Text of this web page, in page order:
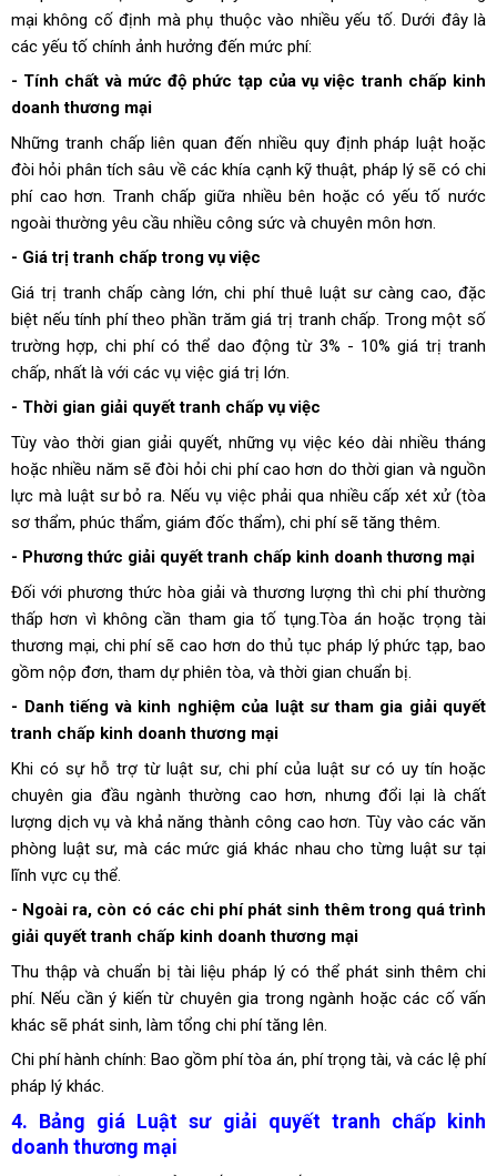
mại không cố định mà phụ thuộc vào nhiều yếu tố. Dưới đây là
các yếu tố chính ảnh hưởng đến mức phí:
- Tính chất và mức độ phức tạp của vụ việc tranh chấp kinh
doanh thương mại
Những tranh chấp liên quan đến nhiều quy định pháp luật hoặc
đòi hỏi phân tích sâu về các khía cạnh kỹ thuật, pháp lý sẽ có chi
phí cao hơn.
Tranh chấp giữa nhiều bên hoặc có yếu tố nước
ngoài thường yêu cầu nhiều công sức và chuyên môn hơn.
- Giá trị tranh chấp trong vụ việc
Giá trị tranh chấp càng lớn, chi phí thuê luật sư càng cao, đặc
biệt nếu tính phí theo phần trăm giá trị tranh chấp. Trong một số
trường hợp, chi phí có thể dao động từ 3% - 10% giá trị tranh
chấp, nhất là với các vụ việc giá trị lớn.
- Thời gian giải quyết tranh chấp vụ việc
Tùy vào thời gian giải quyết, những vụ việc kéo dài nhiều tháng
hoặc nhiều năm sẽ đòi hỏi chi phí cao hơn do thời gian và nguồn
lực mà luật sư bỏ ra. Nếu vụ việc phải qua nhiều cấp xét xử (tòa
sơ thẩm, phúc thẩm, giám đốc thẩm), chi phí sẽ tăng thêm.
- Phương thức giải quyết tranh chấp kinh doanh thương mại
Đối với phương thức hòa giải và thương lượng thì chi phí thường
thấp hơn vì không cần tham gia tố tụng.Tòa án hoặc trọng tài
thương mại, chi phí sẽ cao hơn do thủ tục pháp lý phức tạp, bao
gồm nộp đơn, tham dự phiên tòa, và thời gian chuẩn bị.
- Danh tiếng và kinh nghiệm của luật sư tham gia giải quyết
tranh chấp kinh doanh thương mại
Khi có sự hỗ trợ từ luật sư, chi phí của luật sư có uy tín hoặc
chuyên gia đầu ngành thường cao hơn, nhưng đổi lại là chất
lượng dịch vụ và khả năng thành công cao hơn. Tùy vào các văn
phòng luật sư, mà các mức giá khác nhau cho từng luật sư tại
lĩnh vực cụ thể.
- Ngoài ra, còn có các chi phí phát sinh thêm trong quá trình
giải quyết tranh chấp kinh doanh thương mại
Thu thập và chuẩn bị tài liệu pháp lý có thể phát sinh thêm chi
phí. Nếu cần ý kiến từ chuyên gia trong ngành hoặc các cố vấn
khác sẽ phát sinh, làm tổng chi phí tăng lên.
Chi phí hành chính: Bao gồm phí tòa án, phí trọng tài, và các lệ phí
pháp lý khác.
4. Bảng giá Luật sư giải quyết tranh chấp kinh
doanh thương mại